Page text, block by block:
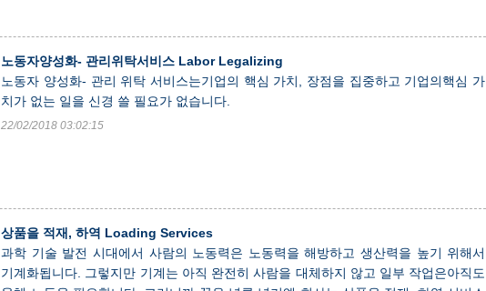
노동자양성화- 관리위탁서비스 Labor Legalizing
노동자 양성화- 관리 위탁 서비스는기업의 핵심 가치, 장점을 집중하고 기업의핵심 가
치가 없는 일을 신경 쓸 필요가 없습니다.
22/02/2018 03:02:15
상품을 적재, 하역 Loading Services
과학 기술 발전 시대에서 사람의 노동력은 노동력을 해방하고 생산력을 높기 위해서
기계화됩니다. 그렇지만 기계는 아직 완전히 사람을 대체하지 않고 일부 작업은아직도